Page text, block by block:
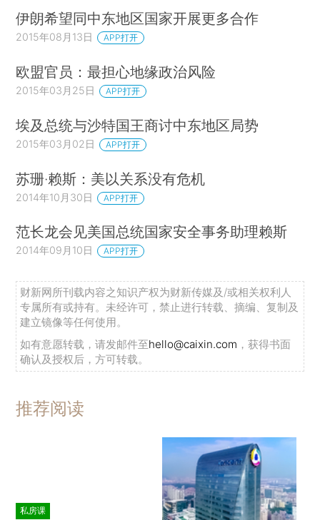
伊朗希望同中东地区国家开展更多合作
2015年08月13日 APP打开
欧盟官员：最担心地缘政治风险
2015年03月25日 APP打开
埃及总统与沙特国王商讨中东地区局势
2015年03月02日 APP打开
苏珊·赖斯：美以关系没有危机
2014年10月30日 APP打开
范长龙会见美国总统国家安全事务助理赖斯
2014年09月10日 APP打开
财新网所刊载内容之知识产权为财新传媒及/或相关权利人
专属所有或持有。未经许可，禁止进行转载、摘编、复制及
建立镜像等任何使用。
如有意愿转载，请发邮件至hello@caixin.com ，获得书面
确认及授权后，方可转载。
推荐阅读
私房课